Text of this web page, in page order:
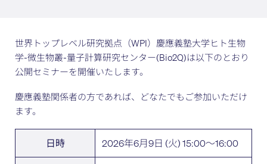
世界トップレベル研究拠点（WPI）慶應義塾大学ヒト生物
学-微生物叢-量子計算研究センター(Bio2Q)は以下のとおり
公開セミナーを開催いたします。
慶應義塾関係者の方であれば、どなたでもご参加いただけ
ます。
日時 2026年6月9日 (火) 15:00～16:00